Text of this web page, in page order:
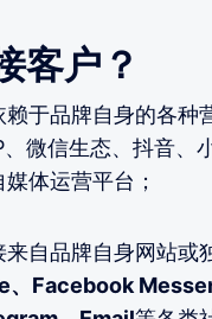
客户？
于品牌自身的各种
微信生态、抖音、
体运营平台；
自品牌自身网站或
Facebook